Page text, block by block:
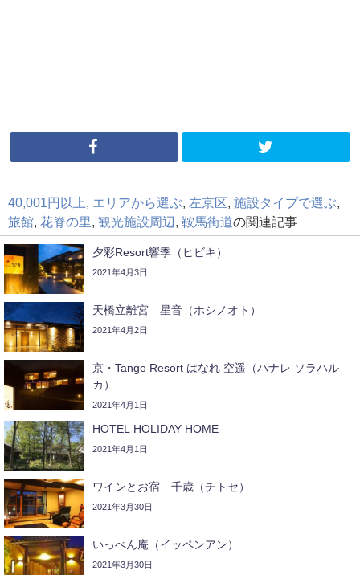
40,001円以上, エリアから選ぶ, 左京区, 施設タイプで選ぶ,
旅館, 花脊の里, 観光施設周辺 , 鞍馬街道の関連記事
夕彩Resort響季（ヒビキ）
2021年4月3日
天橋立離宮 星音（ホシノオト）
2021年4月2日
京・Tango Resort はなれ 空遥（ハナレ ソラハル
カ）
2021年4月1日
HOTEL HOLIDAY HOME
2021年4月1日
ワインとお宿 千歳（チトセ）
2021年3月30日
いっぺん庵（イッペンアン）
2021年3月30日